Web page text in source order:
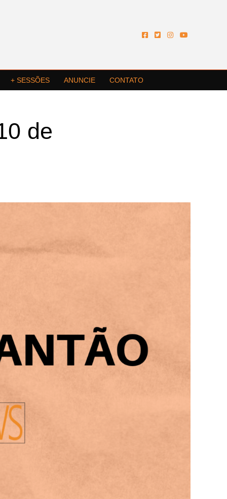
+ SESSÕES ANUNCIE CONTATO
de